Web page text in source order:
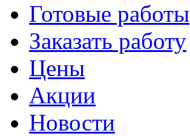
Готовые работы
Заказать работу
Цены
Акции
Новости